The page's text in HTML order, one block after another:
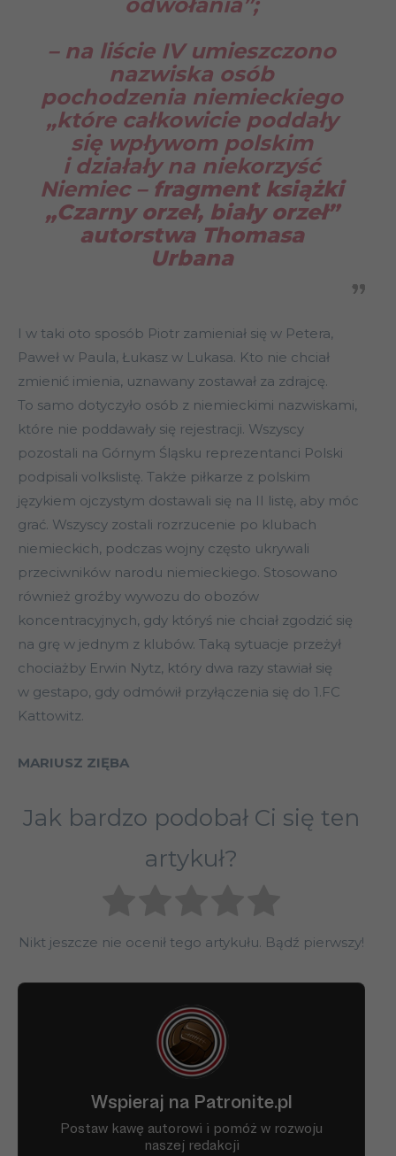
– na liście IV umieszczono
nazwiska osób
pochodzenia niemieckiego
„które całkowicie poddały
się wpływom polskim
i działały na niekorzyść
Niemiec – fragment książki
„Czarny orzeł, biały orzeł”
autorstwa Thomasa
Urbana
I w taki oto sposób Piotr zamieniał się w Petera,
Paweł w Paula, Łukasz w Lukasa. Kto nie chciał
zmienić imienia, uznawany zostawał za zdrajcę.
To samo dotyczyło osób z niemieckimi nazwiskami,
które nie poddawały się rejestracji. Wszyscy
pozostali na Górnym Śląsku reprezentanci Polski
podpisali volkslistę. Także piłkarze z polskim
językiem ojczystym dostawali się na II listę, aby móc
grać. Wszyscy zostali rozrzucenie po klubach
niemieckich, podczas wojny często ukrywali
przeciwników narodu niemieckiego. Stosowano
również groźby wywozu do obozów
koncentracyjnych, gdy któryś nie chciał zgodzić się
na grę w jednym z klubów. Taką sytuacje przeżył
chociażby Erwin Nytz, który dwa razy stawiał się
w gestapo, gdy odmówił przyłączenia się do 1.FC
Kattowitz.
MARIUSZ ZIĘBA
Jak bardzo podobał Ci się ten
artykuł?
Nikt jeszcze nie ocenił tego artykułu. Bądź pierwszy!